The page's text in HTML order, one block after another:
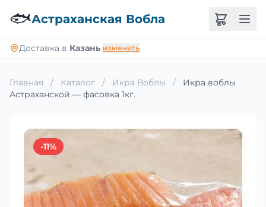
🐟Астраханская Вобла
Доставка в Казань изменить
Главная / Каталог / Икра Воблы /
Икра воблы
Астраханской — фасовка 1кг.
-11%